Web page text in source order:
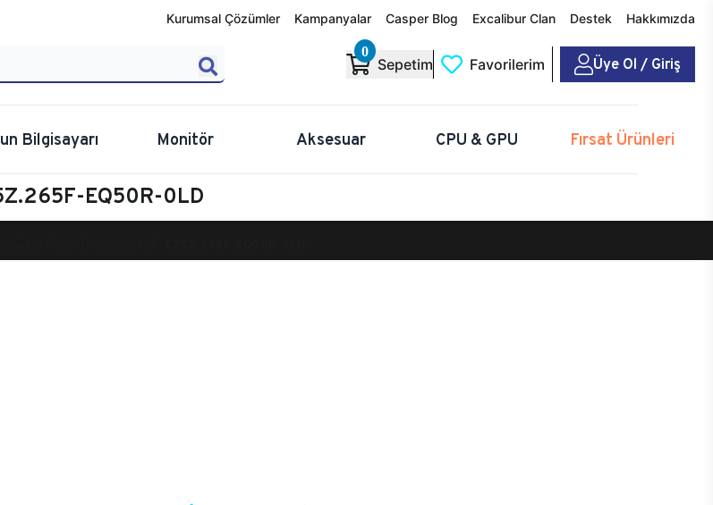
Kurumsal Çözümler Kampanyalar Casper Blog Excalibur Clan Destek Hakkımızda
0
Sepetim Favorilerim Üye Ol / Giriş
Bilgisayarı Monitör Aksesuar CPU & GPU Fırsat Ürünleri
EQ50R-0LD